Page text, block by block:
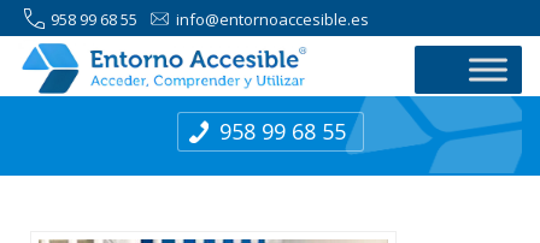
958 99 68 55 info@entornoaccesible.es
958 99 68 55